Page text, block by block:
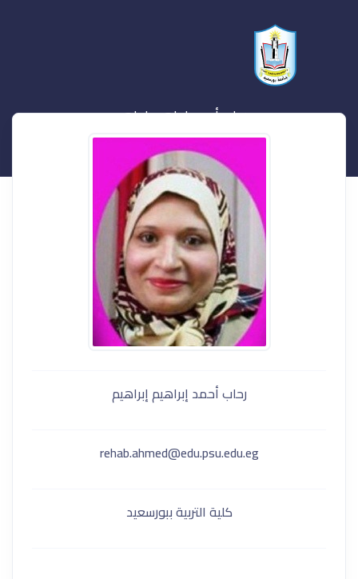
رحاب أحمد إبراهيم إبراهيم
رحاب أحمد إبراهيم إبراهيم
rehab.ahmed@edu.psu.edu.eg
كلية التربية ببورسعيد